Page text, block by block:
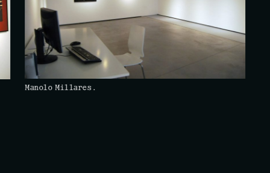
Manolo Millares.